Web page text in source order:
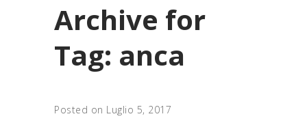
Archive for
Tag: anca
Posted on Luglio 5, 2017